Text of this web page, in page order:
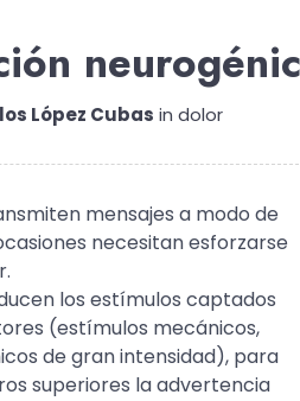
López Cubas in dolor
mensajes a modo de
necesitan esforzarse
los estímulos captados
(estímulos mecánicos,
de gran intensidad), para
superiores la advertencia